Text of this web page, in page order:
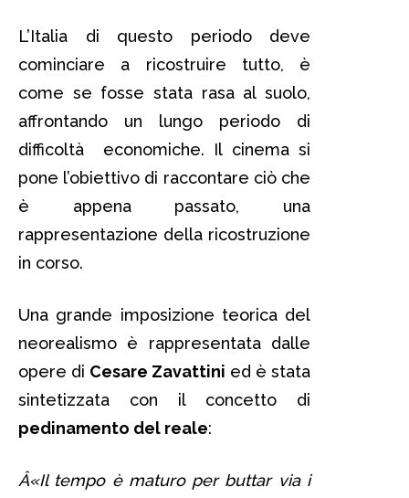
L’Italia di questo periodo deve
cominciare a ricostruire tutto, è
come se fosse stata rasa al suolo,
affrontando un lungo periodo di
difficoltà economiche. Il cinema si
pone l’obiettivo di raccontare ciò che
è appena passato, una
rappresentazione della ricostruzione
in corso.
Una grande imposizione teorica del
neorealismo è rappresentata dalle
opere di Cesare Zavattini ed è stata
sintetizzata con il concetto di
pedinamento del reale:
Â«Il tempo è maturo per buttar via i